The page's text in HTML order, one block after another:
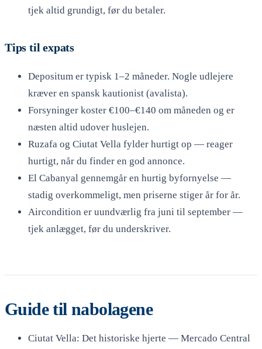
tjek altid grundigt, før du betaler.
Tips til expats
Depositum er typisk 1–2 måneder. Nogle udlejere
kræver en spansk kautionist (avalista).
Forsyninger koster €100–€140 om måneden og er
næsten altid udover huslejen.
Ruzafa og Ciutat Vella fylder hurtigt op — reager
hurtigt, når du finder en god annonce.
El Cabanyal gennemgår en hurtig byfornyelse —
stadig overkommeligt, men priserne stiger år for år.
Aircondition er uundværlig fra juni til september —
tjek anlægget, før du underskriver.
Guide til nabolagene
Ciutat Vella: Det historiske hjerte — Mercado Central